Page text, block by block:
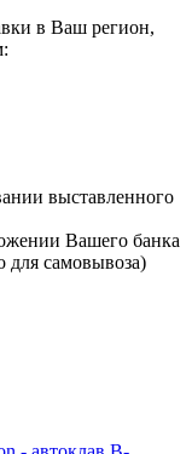
в Ваш регион,
выставленного
Вашего банка
самовывоза)